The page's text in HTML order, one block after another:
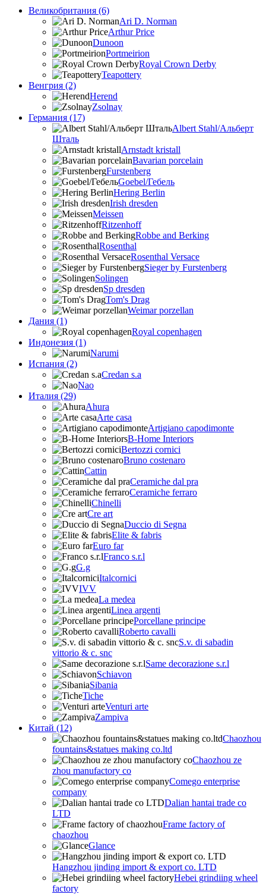
Великобритания (6)
Ari D. Norman
Arthur Price
Dunoon
Portmeirion
Royal Crown Derby
Teapottery
Венгрия (2)
Herend
Zsolnay
Германия (17)
Albert Stahl/Альбеpт
Шталь
Arnstadt kristall
Bavarian porcelain
Furstenberg
Goebel/Гебель
Hering Berlin
Irish dresden
Meissen
Ritzenhoff
Robbe and Berking
Rosenthal
Rosenthal Versace
Sieger by Furstenberg
Solingen
Sp dresden
Tom's Drag
Weimar porzellan
Дания (1)
Royal copenhagen
Индонезия (1)
Narumi
Испания (2)
Credan s.a
Nao
Италия (29)
Ahura
Arte casa
Artigiano capodimonte
B-Home Interiors
Bertozzi cornici
Bruno costenaro
Cattin
Ceramiche dal pra
Ceramiche ferraro
Chinelli
Cre art
Duccio di Segna
Elite & fabris
Euro far
Franco s.r.l
G.g
Italcornici
IVV
La medea
Linea argenti
Porcellane principe
Roberto cavalli
S.v. di sabadin
vittorio & c. snc
Same decorazione s.r.l
Schiavon
Sibania
Tiche
Venturi arte
Zampiva
Китай (12)
Chaozhou
fountains&statues making co.ltd
Chaozhou ze
zhou manufactory co
Comego enterprise
company
Dalian hantai trade co
LTD
Frame factory of
chaozhou
Glance
Hangzhou jinding import & export co. LTD
Hebei grindiing wheel
factory